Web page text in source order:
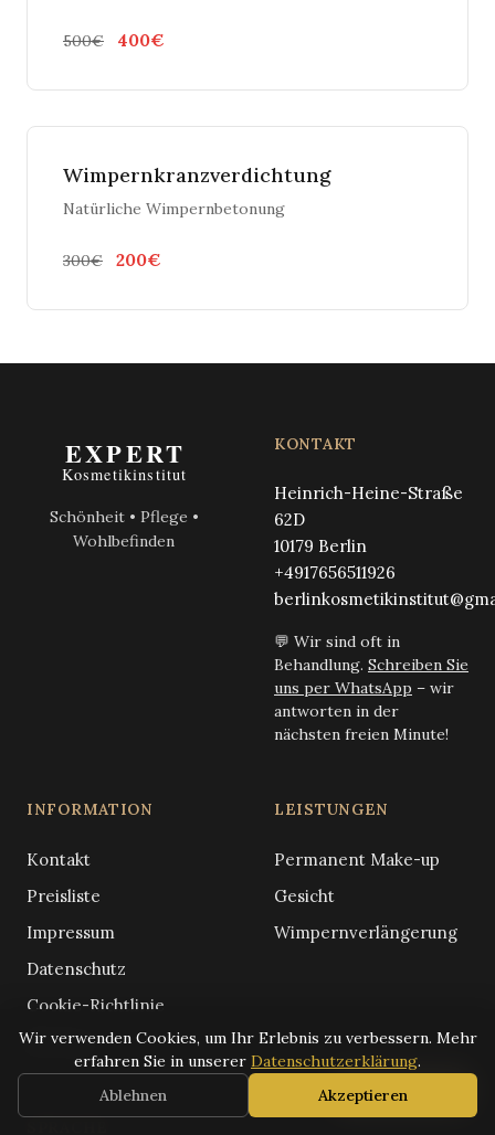
500€ 400€
Wimpernkranzverdichtung
Natürliche Wimpernbetonung
300€ 200€
📅Jetzt buchen
Schönheit • Pflege •
Wohlbefinden
KONTAKT
Heinrich-Heine-Straße
62D
10179 Berlin
+4917656511926
💬 Wir sind oft in
Behandlung. Schreiben Sie
uns per WhatsApp – wir
antworten in der
nächsten freien Minute!
INFORMATION
Kontakt
Preisliste
Impressum
Datenschutz
Cookie-Richtlinie
Sitemap
LEISTUNGEN
Permanent Make-up
Gesicht
Wimpernverlängerung
Wir verwenden Cookies, um Ihr Erlebnis zu verbessern. Mehr
erfahren Sie in unserer Datenschutzerklärung.
Ablehnen
Akzeptieren